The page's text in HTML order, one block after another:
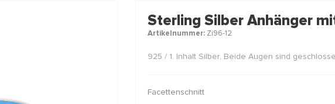
ook interessant voor je?
STAFFELKORTING
Sterling Silber Anhänger
Artikelnummer:Zi96-12
925 / 1. Inhalt Silber, Beide Augen sind
Facettenschnitt